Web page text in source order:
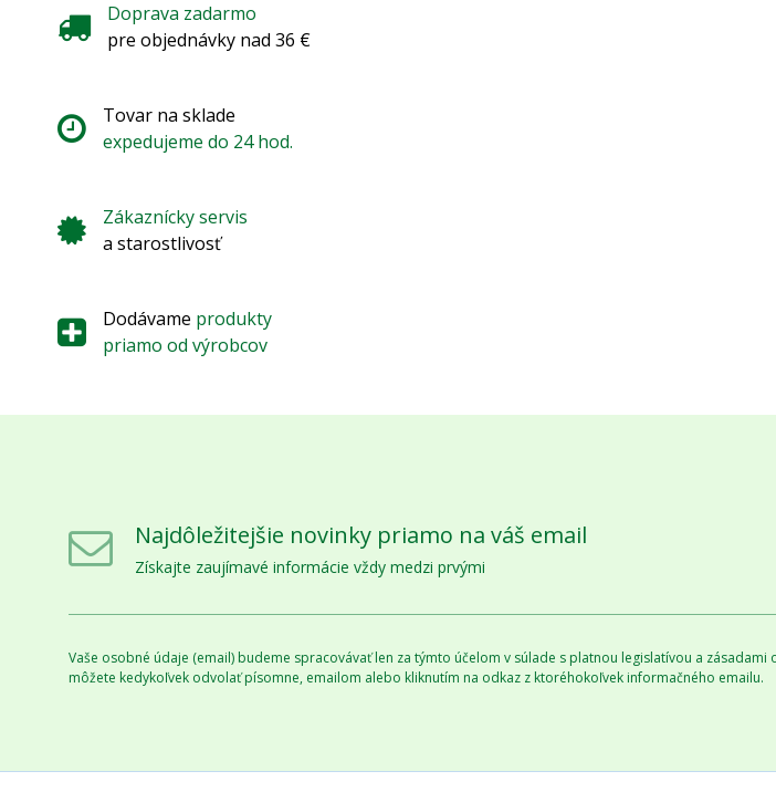
Doprava zadarmo
pre objednávky nad 36 €
Tovar na sklade
expedujeme do 24 hod.
Zákaznícky servis
a starostlivosť
Dodávame produkty
priamo od výrobcov
Najdôležitejšie novinky priamo na váš email
Získajte zaujímavé informácie vždy medzi prvými
Vaše osobné údaje (email) budeme spracovávať len za týmto účelom v súlade s platnou legislatívou a
môžete kedykoľvek odvolať písomne, emailom alebo kliknutím na odkaz z ktoréhokoľvek informačného emailu.